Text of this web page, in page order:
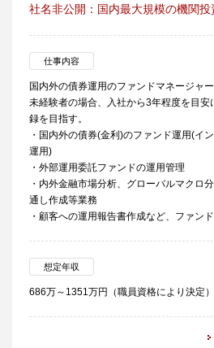
社名非公開：国内最大規模の機関
仕事内容
国内外の債券運用のファンドマネージャー
未経験者の場合、入社から3年程度を目
録を目指す。
・国内外の債券(金利)のファンド運用(イ
運用)
・外部運用委託ファンドの運用管理
・内外金融市場分析、グローバルマクロ
通し作成等業務
・顧客への運用報告書作成など、ファン
想定年収
686万～1351万円（職員資格により決定）